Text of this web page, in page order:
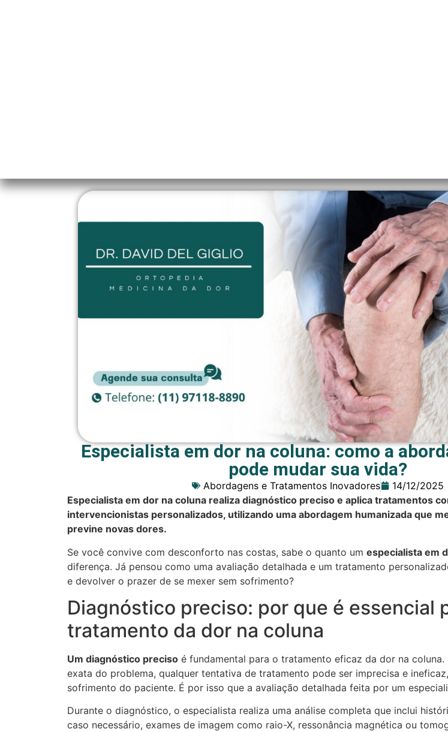
Especialista em dor na coluna: como a
pode mudar sua vida?
Abordagens e Tratamentos Inovadores
14/12/2025
Especialista em dor na coluna realiza diagnóstico preciso e aplica tratamentos
intervencionistas personalizados, utilizando uma abordagem humanizada que
previne novas dores.
Se você convive com desconforto nas costas, sabe o quanto um especialista em
diferença. Já pensou como uma avaliação detalhada e um tratamento
e devolver o prazer de se mexer sem sofrimento?
Diagnóstico preciso: por que é essencial
tratamento da dor na coluna
Um diagnóstico preciso é fundamental para o tratamento eficaz da dor na coluna.
exata do problema, qualquer tentativa de tratamento pode ser imprecisa e
sofrimento do paciente. É por isso que a avaliação detalhada feita por um
Durante o diagnóstico, o especialista realiza uma análise completa que inclui
caso necessário, exames de imagem como raio-X, ressonância magnética ou